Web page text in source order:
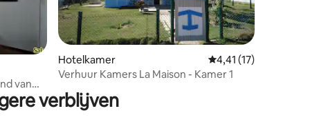
van
Hotelkamer Gemiddelde
4,41 (17)
Verhuur Kamers La Maison - Kamer 1
verblijven